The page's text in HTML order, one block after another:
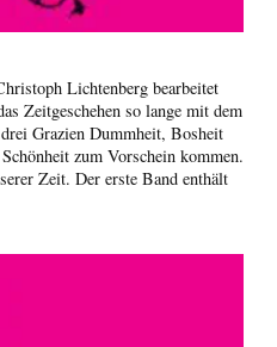
Lichtenberg bearbeitet
Zeitgeschehen so lange mit dem
Grazien Dummheit, Bosheit
zum Vorschein kommen.
Zeit. Der erste Band enthält